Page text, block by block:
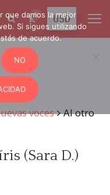
0
voces
Al otro
(Sara D.)
que damos la mejor
Si sigues utilizando
de acuerdo.
NO